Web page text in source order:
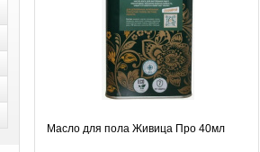
Масло для пола Живица Про 40мл